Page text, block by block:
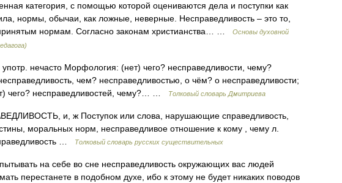
категория, с помощью которой оцениваются дела и поступки как
нормы, обычаи, как ложные, неверные. Несправедливость – это то,
нормам. Согласно законам христианства… …
Основы духовной
нечасто Морфология: (нет) чего? несправедливости, чему?
чем? несправедливостью, о чём? о несправедливости;
чего? несправедливостей, чему?… …
Толковый словарь Дмитриева
и, ж Поступок или слова, нарушающие справедливость,
моральных норм, несправедливое отношение к кому , чему л.
…
Толковый словарь русских существительных
на себе во сне несправедливость окружающих вас людей
перестанете в подобном духе, ибо к этому не будет никаких поводов